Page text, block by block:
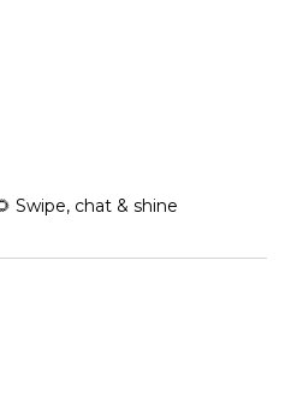
Swipe, chat & shine